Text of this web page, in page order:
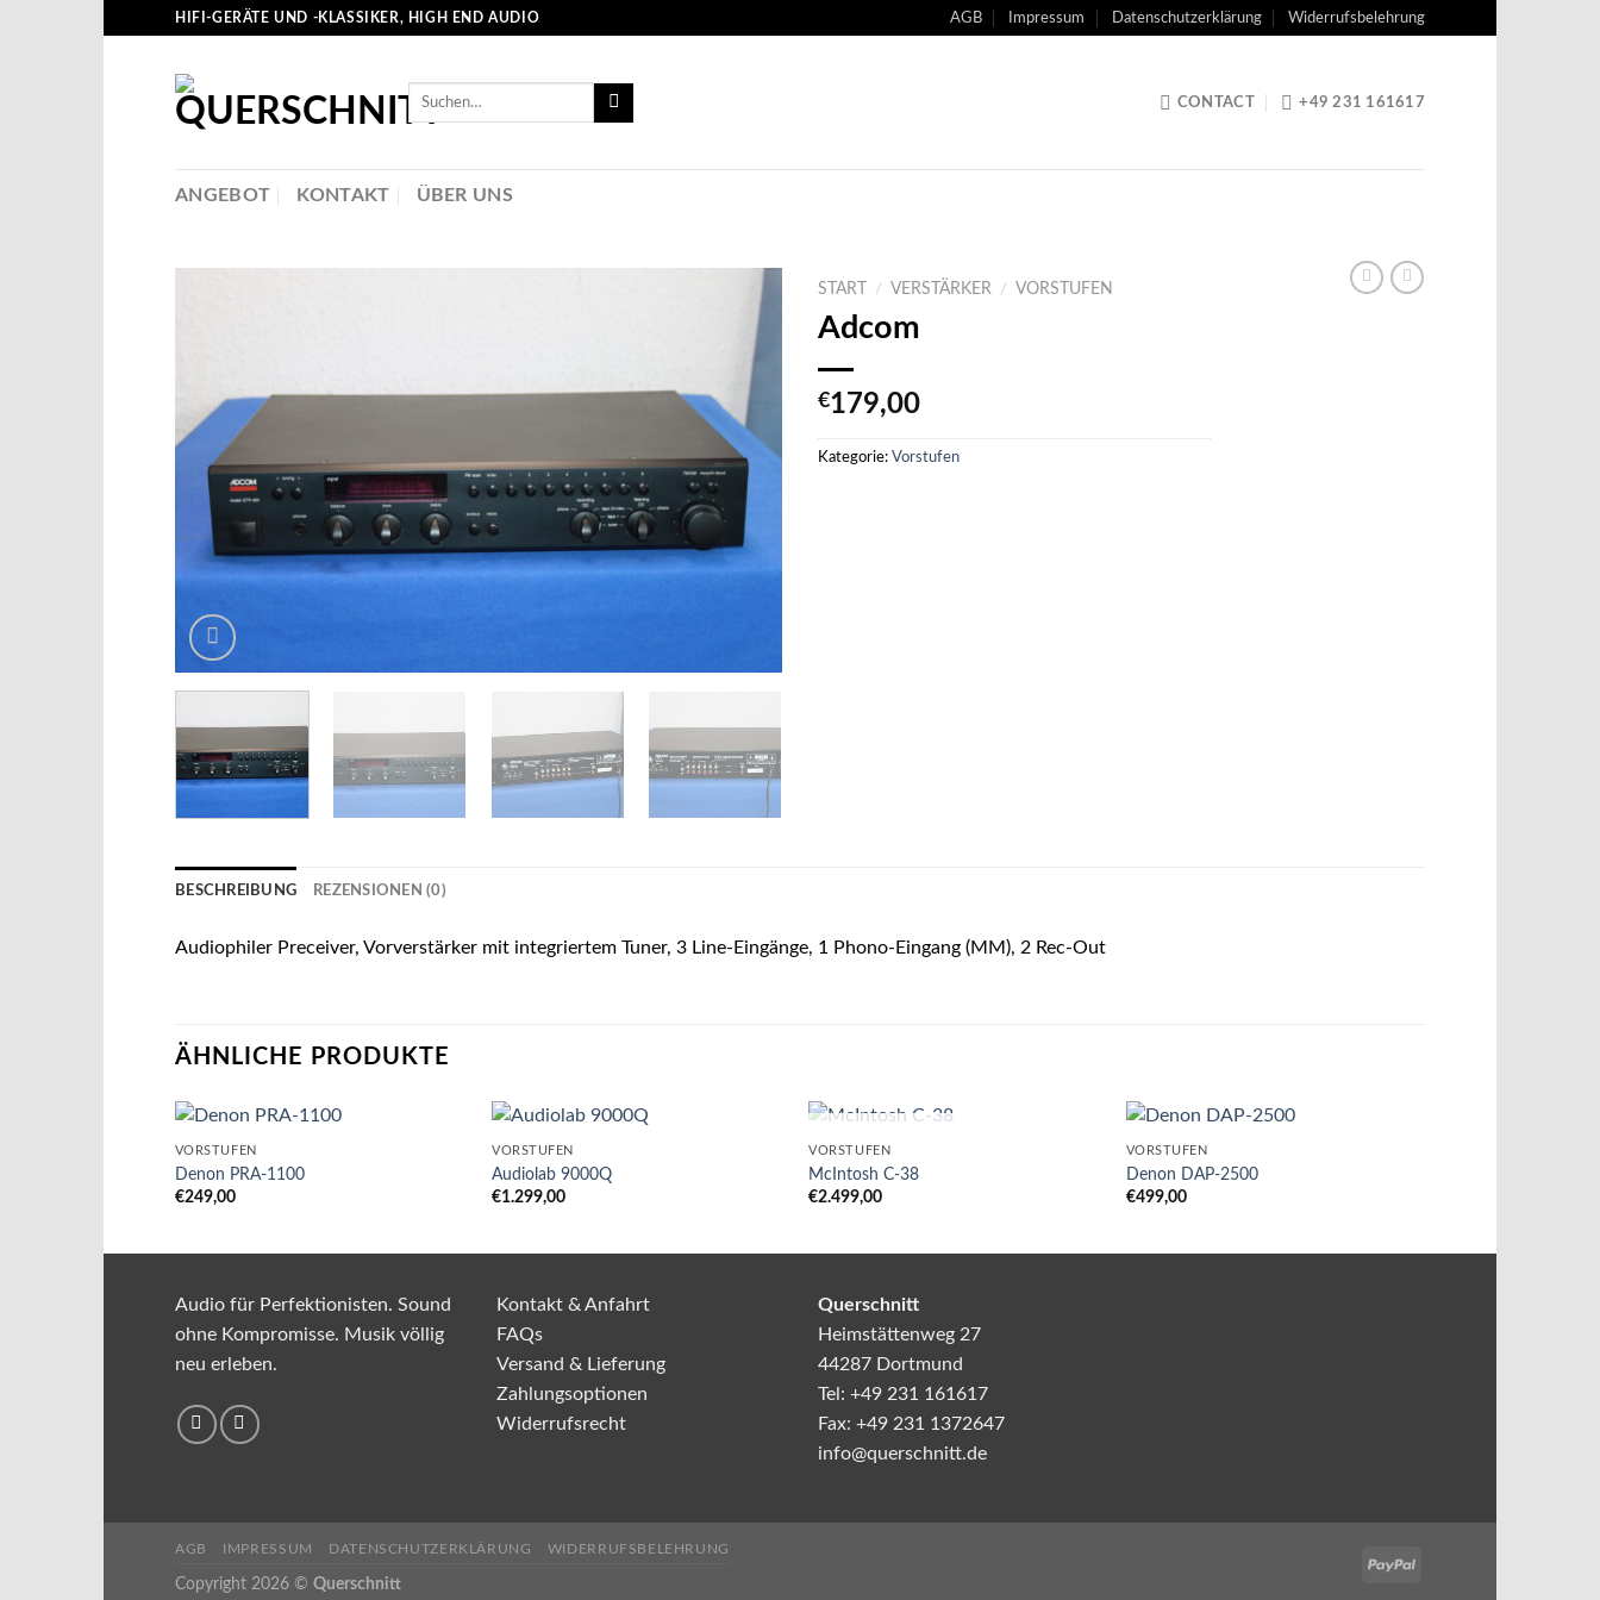
HIFI-GERÄTE UND -KLASSIKER, HIGH END AUDIO AGB Impressum Datenschutzerklärung Widerrufsbelehrung
Suche
CONTACT +49 231 161617
ANGEBOT KONTAKT ÜBER UNS
START / VERSTÄRKER / VORSTUFEN
Adcom
€179,00
Kategorie: Vorstufen
BESCHREIBUNG REZENSIONEN (0)
Audiophiler Preceiver, Vorverstärker mit integriertem Tuner, 3 Line-Eingänge, 1 Phono-Eingang (MM), 2 Rec-Out
ÄHNLICHE PRODUKTE
VORSTUFEN
Denon PRA-1100
€249,00
VORSTUFEN
Audiolab 9000Q
€1.299,00
NICHT VORRÄTIG
VORSTUFEN
McIntosh C-38
€2.499,00
VORSTUFEN
Denon DAP-2500
€499,00
Audio für Perfektionisten. Sound
ohne Kompromisse. Musik völlig
neu erleben.
Kontakt & Anfahrt
FAQs
Versand & Lieferung
Zahlungsoptionen
Widerrufsrecht
Querschnitt
Heimstättenweg 27
44287 Dortmund
Tel: +49 231 161617
Fax: +49 231 1372647
info@querschnitt.de
AGB IMPRESSUM DATENSCHUTZERKLÄRUNG WIDERRUFSBELEHRUNG
Copyright 2026 © Querschnitt